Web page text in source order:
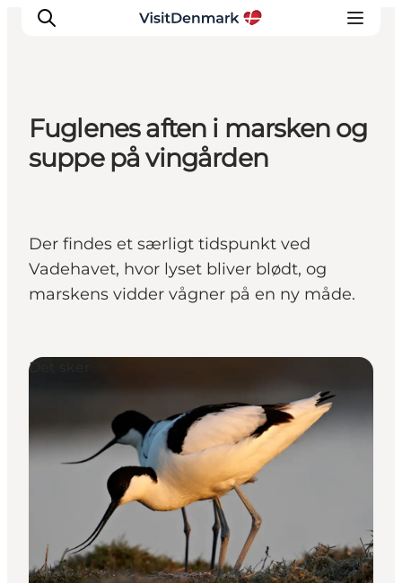
Inspiration
Destinationer
Planlæg ferien
Fuglenes aften i marsken og
suppe på vingården
Der findes et særligt tidspunkt ved
Vadehavet, hvor lyset bliver blødt, og
marskens vidder vågner på en ny måde.
Det sker